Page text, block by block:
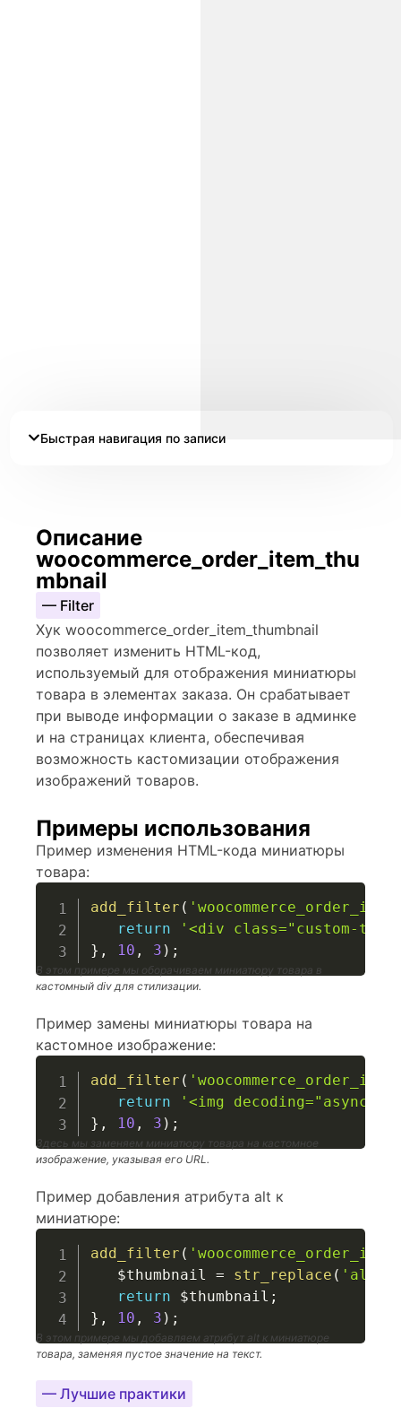
Быстрая навигация по записи
Описание
woocommerce_order_item_thu
mbnail
— Filter
Хук woocommerce_order_item_thumbnail
позволяет изменить HTML-код,
используемый для отображения миниатюры
товара в элементах заказа. Он срабатывает
при выводе информации о заказе в админке
и на страницах клиента, обеспечивая
возможность кастомизации отображения
изображений товаров.
Примеры использования
Пример изменения HTML-кода миниатюры
товара:
add_filter (
return
'<div class="custom-
} , 10 , 3 ) ;
В этом примере мы оборачиваем миниатюру товара в
кастомный div для стилизации.
Пример замены миниатюры товара на
кастомное изображение:
add_filter (
return
'<img decoding="async"
} , 10 , 3 ) ;
Здесь мы заменяем миниатюру товара на кастомное
изображение, указывая его URL.
Пример добавления атрибута alt к
миниатюре:
add_filter (
$thumbnail
= str_replace (
return
$thumbnail ;
} , 10 , 3 ) ;
В этом примере мы добавляем атрибут alt к миниатюре
товара, заменяя пустое значение на текст.
— Лучшие практики